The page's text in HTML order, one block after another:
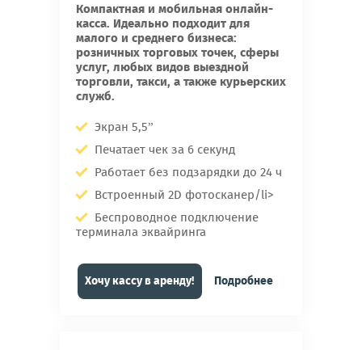
Компактная и мобильная онлайн-
касса. Идеально подходит для
малого и среднего бизнеса:
розничных торговых точек, сферы
услуг, любых видов выездной
торговли, такси, а также курьерских
служб.
Экран 5,5”
Печатает чек за 6 секунд
Работает без подзарядки до 24 ч
Встроенный 2D фотосканер/li>
Беспроводное подключение
терминала эквайринга
Хочу кассу в аренду! Подробнее